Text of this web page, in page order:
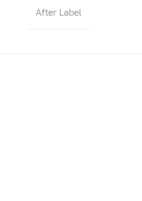
After Label